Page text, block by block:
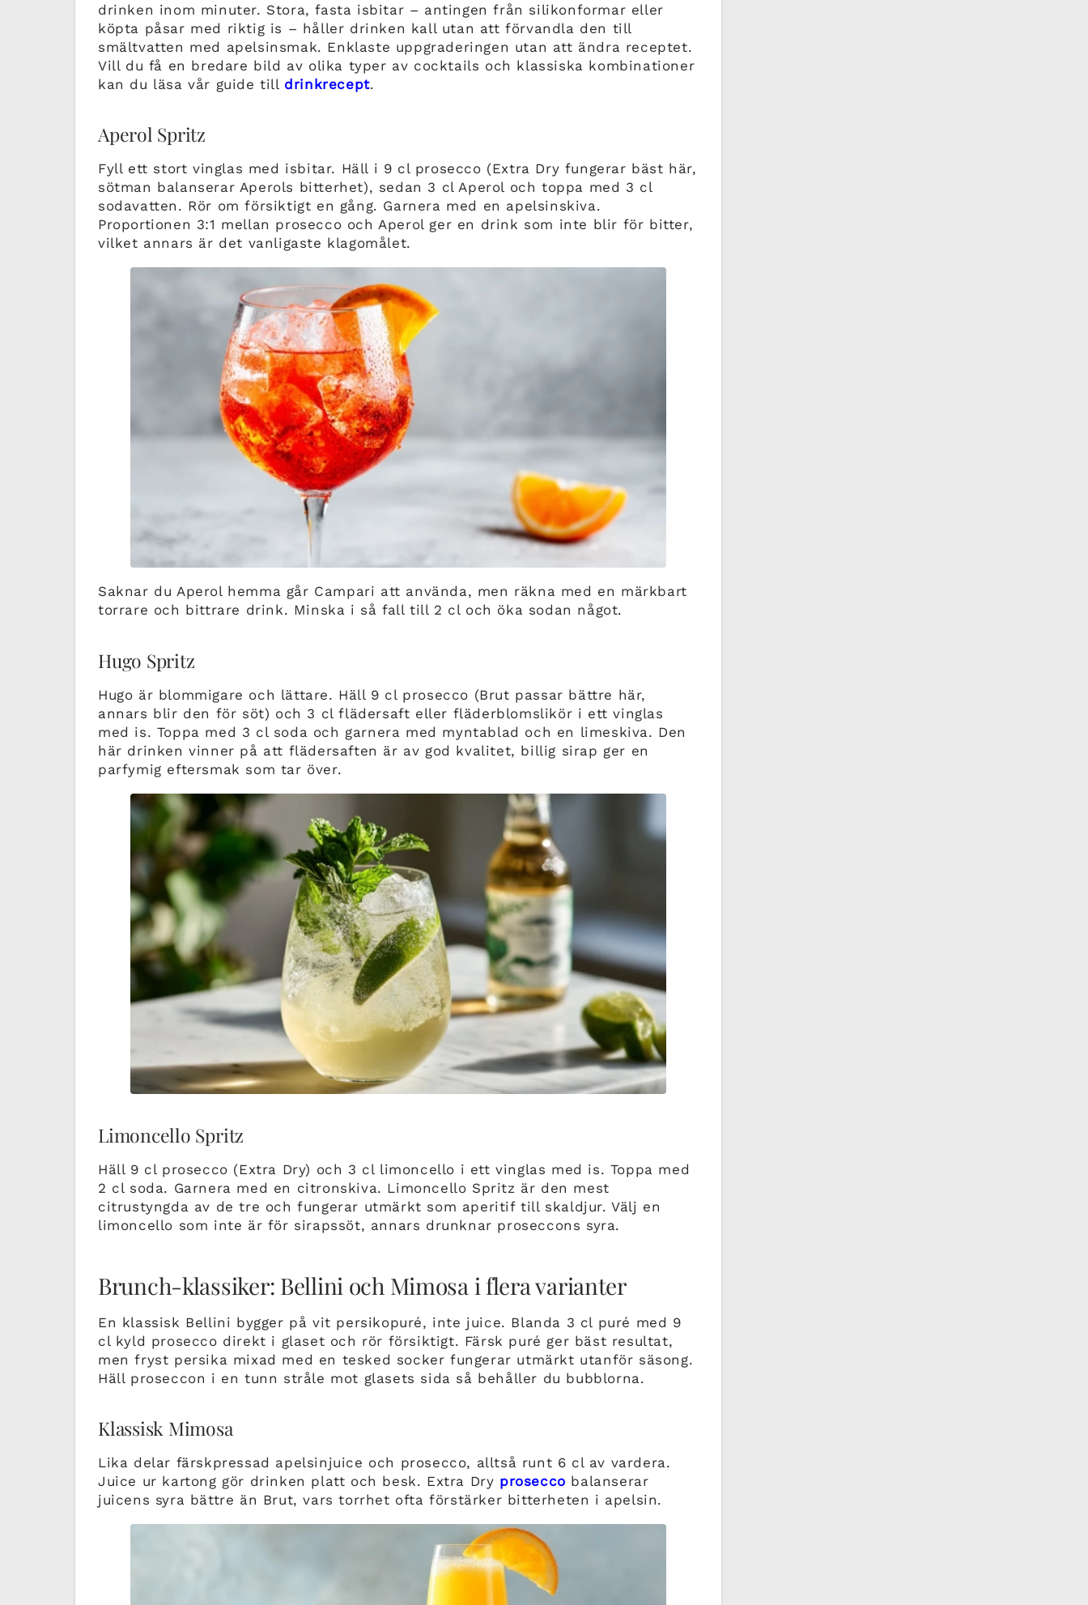
drinken inom minuter. Stora, fasta isbitar – antingen från silikonformar eller
köpta påsar med riktig is – håller drinken kall utan att förvandla den till
smältvatten med apelsinsmak. Enklaste uppgraderingen utan att ändra receptet.
Vill du få en bredare bild av olika typer av cocktails och klassiska kombinationer
kan du läsa vår guide till drinkrecept.
Aperol Spritz
Fyll ett stort vinglas med isbitar. Häll i 9 cl prosecco (Extra Dry fungerar bäst här,
sötman balanserar Aperols bitterhet), sedan 3 cl Aperol och toppa med 3 cl
sodavatten. Rör om försiktigt en gång. Garnera med en apelsinskiva.
Proportionen 3:1 mellan prosecco och Aperol ger en drink som inte blir för bitter,
vilket annars är det vanligaste klagomålet.
Saknar du Aperol hemma går Campari att använda, men räkna med en märkbart
torrare och bittrare drink. Minska i så fall till 2 cl och öka sodan något.
Hugo Spritz
Hugo är blommigare och lättare. Häll 9 cl prosecco (Brut passar bättre här,
annars blir den för söt) och 3 cl flädersaft eller fläderblomslikör i ett vinglas
med is. Toppa med 3 cl soda och garnera med myntablad och en limeskiva. Den
här drinken vinner på att flädersaften är av god kvalitet, billig sirap ger en
parfymig eftersmak som tar över.
Limoncello Spritz
Häll 9 cl prosecco (Extra Dry) och 3 cl limoncello i ett vinglas med is. Toppa med
2 cl soda. Garnera med en citronskiva. Limoncello Spritz är den mest
citrustyngda av de tre och fungerar utmärkt som aperitif till skaldjur. Välj en
limoncello som inte är för sirapssöt, annars drunknar proseccons syra.
Brunch-klassiker: Bellini och Mimosa i flera varianter
En klassisk Bellini bygger på vit persikopuré, inte juice. Blanda 3 cl puré med 9
cl kyld prosecco direkt i glaset och rör försiktigt. Färsk puré ger bäst resultat,
men fryst persika mixad med en tesked socker fungerar utmärkt utanför säsong.
Häll proseccon i en tunn stråle mot glasets sida så behåller du bubblorna.
Klassisk Mimosa
Lika delar färskpressad apelsinjuice och prosecco, alltså runt 6 cl av vardera.
Juice ur kartong gör drinken platt och besk. Extra Dry prosecco balanserar
juicens syra bättre än Brut, vars torrhet ofta förstärker bitterheten i apelsin.